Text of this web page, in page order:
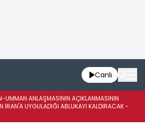
Canlı
UMMAN ANLAŞMASININ AÇIKLANMASININ
İRAN'A UYGULADIĞI ABLUKAYI KALDIRACAK -